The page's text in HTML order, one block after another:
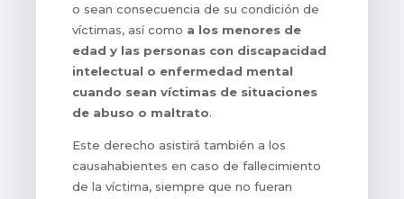
o sean consecuencia de su condición de
víctimas, así como a los menores de
edad y las personas con discapacidad
intelectual o enfermedad mental
cuando sean víctimas de situaciones
de abuso o maltrato.
Este derecho asistirá también a los
causahabientes en caso de fallecimiento
de la víctima, siempre que no fueran